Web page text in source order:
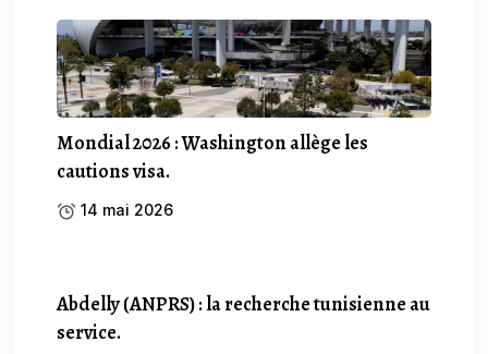
Mondial 2026 : Washington allège les
cautions visa.
14 mai 2026
Abdelly (ANPRS) : la recherche tunisienne au
service.